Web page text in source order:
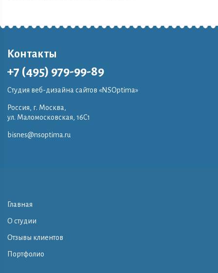
Контакты
+7 (495) 979-99-89
Студия веб-дизайна сайтов «NSOptima»
Россия, г. Москва,
ул. Маломосковская, 16C1
bisnes@nsoptima.ru
Главная
О студии
Отзывы клиентов
Портфолио